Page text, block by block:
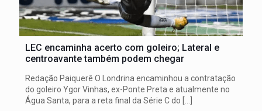
LEC encaminha acerto com goleiro; Lateral e
centroavante também podem chegar
Redação Paiquerê O Londrina encaminhou a contratação
do goleiro Ygor Vinhas, ex-Ponte Preta e atualmente no
Água Santa, para a reta final da Série C do […]